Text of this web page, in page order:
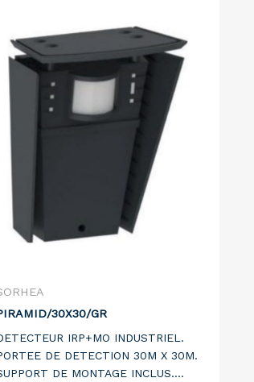
30X30/GR
IRP+MO INDUSTRIEL.
DE DETECTION 30M X 30M.
DE MONTAGE INCLUS.